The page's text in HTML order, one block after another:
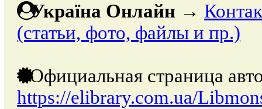
Україна Онлайн →
(статьи, фото, файлы и пр.)
Официальная страница
https://elibrary.com.ua/